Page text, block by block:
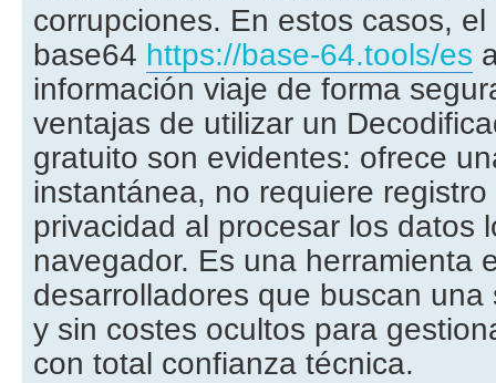
corrupciones. En estos casos,
base64 https://base-64.tools/es
información viaje de forma
ventajas de utilizar un
gratuito son evidentes: ofrece
instantánea, no requiere
privacidad al procesar los datos
navegador. Es una herramienta
desarrolladores que buscan
y sin costes ocultos para
con total confianza técnica.